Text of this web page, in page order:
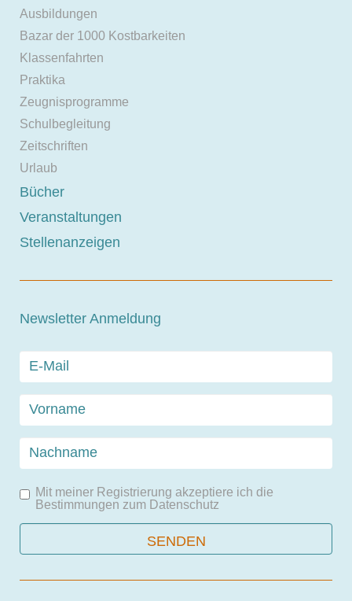
Ausbildungen
Bazar der 1000 Kostbarkeiten
Klassenfahrten
Praktika
Zeugnisprogramme
Schulbegleitung
Zeitschriften
Urlaub
Bücher
Veranstaltungen
Stellenanzeigen
Newsletter Anmeldung
Mit meiner Registrierung akzeptiere ich die
Bestimmungen zum Datenschutz